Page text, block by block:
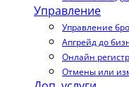
Управление
Управление
Апгрейд до
Онлайн
Отмены или